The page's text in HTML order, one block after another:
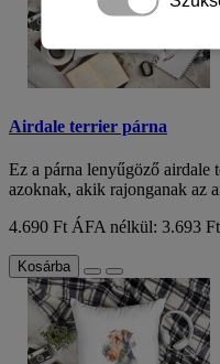
Airdale terrier párna
Ez a párna lenyűgöző airdale
azoknak, akik rajonganak az
4.690 Ft ÁFA nélkül: 3.693 Ft
Kosárba